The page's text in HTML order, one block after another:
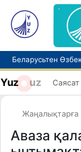
Беларусьтен
Бүгін оқуды
Жарты жылда
Yuz uz Саясат
Жаңалықтарға
Аваза